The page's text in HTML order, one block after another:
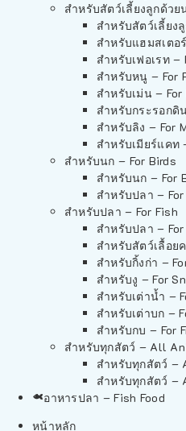
สำหรับสัตว์เลี้ยงลูกด้วย
สำหรับสัตว์เลี้ยง
สำหรับแฮมสเตอ
สำหรับเฟอเรท –
สำหรับหนู – For
สำหรับเม่น – For
สำหรับกระรอกดิ
สำหรับลิง – For
สำหรับเมียร์แคท
สำหรับนก – For Birds
สำหรับนก – For
สำหรับปลา – For
สำหรับปลา – For Fish
สำหรับปลา – For
สำหรับสัตว์เลื้อย
สำหรับกิ้งก่า –
สำหรับงู – For
สำหรับเต่าน้ำ –
สำหรับเต่าบก –
สำหรับกบ – For
สำหรับทุกสัตว์ – All
สำหรับทุกสัตว์ –
สำหรับทุกสัตว์ –
อาหารปลา – Fish Food
หน้าหลัก